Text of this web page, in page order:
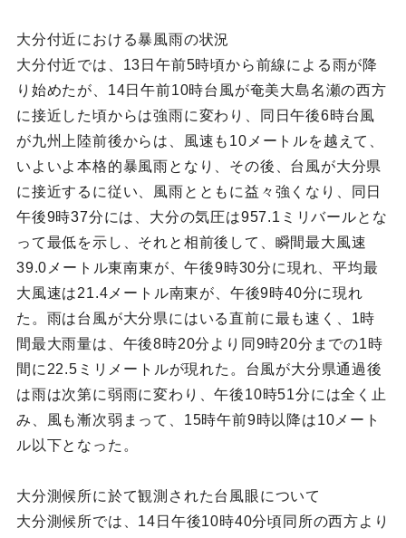
大分付近における暴風雨の状況
大分付近では、13日午前5時頃から前線による雨が降
り始めたが、14日午前10時台風が奄美大島名瀬の西方
に接近した頃からは強雨に変わり、同日午後6時台風
が九州上陸前後からは、風速も10メートルを越えて、
いよいよ本格的暴風雨となり、その後、台風が大分県
に接近するに従い、風雨とともに益々強くなり、同日
午後9時37分には、大分の気圧は957.1ミリバールとな
って最低を示し、それと相前後して、瞬間最大風速
39.0メートル東南東が、午後9時30分に現れ、平均最
大風速は21.4メートル南東が、午後9時40分に現れ
た。雨は台風が大分県にはいる直前に最も速く、1時
間最大雨量は、午後8時20分より同9時20分までの1時
間に22.5ミリメートルが現れた。台風が大分県通過後
は雨は次第に弱雨に変わり、午後10時51分には全く止
み、風も漸次弱まって、15時午前9時以降は10メート
ル以下となった。
大分測候所に於て観測された台風眼について
大分測候所では、14日午後10時40分頃同所の西方より